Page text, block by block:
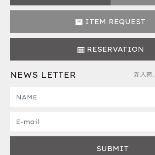
ITEM REQUEST
RESERVATION
NEWS LETTER 新入荷